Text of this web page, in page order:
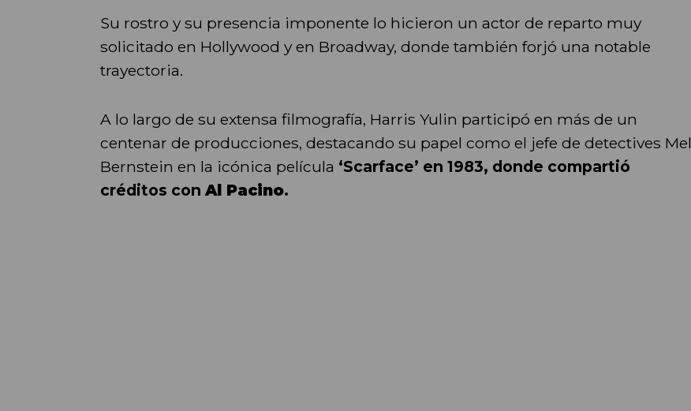
Su rostro y su presencia imponente lo hicieron un actor de reparto muy
solicitado en Hollywood y en Broadway, donde también forjó una notable
trayectoria.
A lo largo de su extensa filmografía, Harris Yulin participó en más de un
centenar de producciones, destacando su papel como el jefe de detectives Mel
Bernstein en la icónica película ‘Scarface’ en 1983, donde compartió
créditos con Al Pacino.